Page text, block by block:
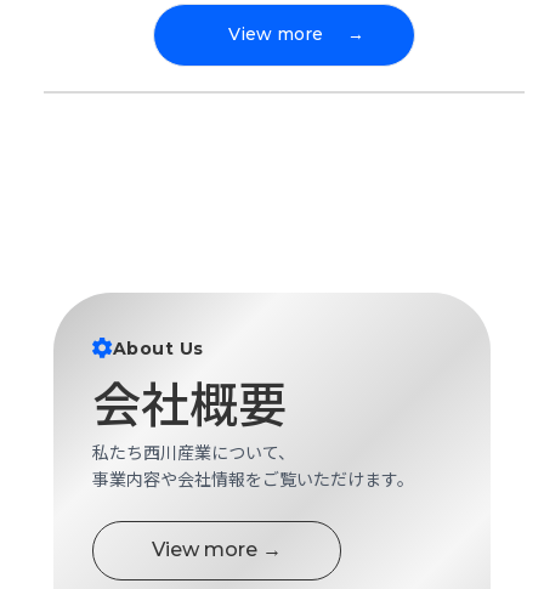
View more →
About Us
会社概要
私たち西川産業について、
事業内容や会社情報をご覧いただけます。
View more →